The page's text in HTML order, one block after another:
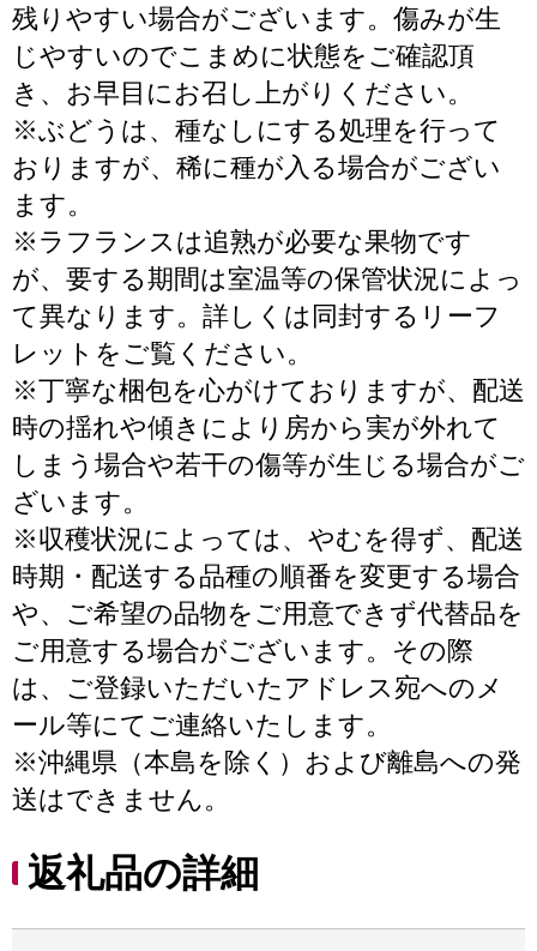
残りやすい場合がございます。傷みが生
じやすいのでこまめに状態をご確認頂
き、お早目にお召し上がりください。
※ぶどうは、種なしにする処理を行って
おりますが、稀に種が入る場合がござい
ます。
※ラフランスは追熟が必要な果物です
が、要する期間は室温等の保管状況によっ
て異なります。詳しくは同封するリーフ
レットをご覧ください。
※丁寧な梱包を心がけておりますが、配送
時の揺れや傾きにより房から実が外れて
しまう場合や若干の傷等が生じる場合がご
ざいます。
※収穫状況によっては、やむを得ず、配送
時期・配送する品種の順番を変更する場合
や、ご希望の品物をご用意できず代替品を
ご用意する場合がございます。その際
は、ご登録いただいたアドレス宛へのメ
ール等にてご連絡いたします。
※沖縄県（本島を除く）および離島への発
送はできません。
返礼品の詳細